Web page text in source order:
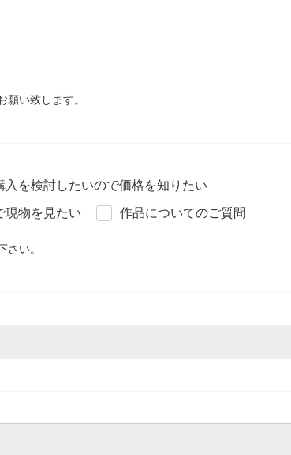
願い致します。
入を検討したいので価格を知りたい
現物を見たい 作品についてのご質問
い。